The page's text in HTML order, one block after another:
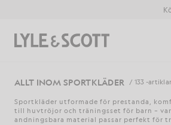
Sök
ALLT INOM SPORTKLÄDER / 133 -artiklar
Sportkläder utformade för prestanda,
till huvtröjor och träningsset för barn –
andningsbara material passar perfekt för